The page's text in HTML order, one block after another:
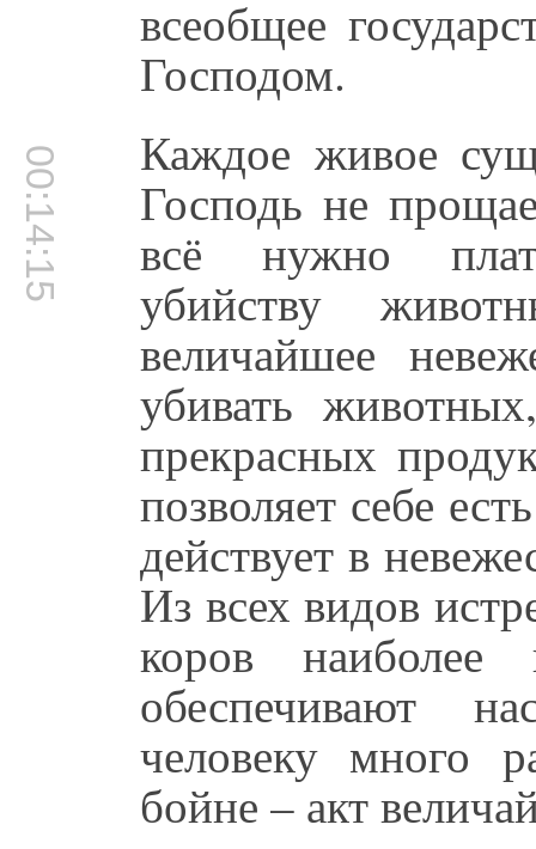
всеобщее
Господом.
00:14:15 Каждое живое
Господь не
всё нужно
убийству
величайшее
убивать
прекрасных
позволяет себе
действует в
Из всех видов
коров
обеспечивают
человеку много
бойне – акт